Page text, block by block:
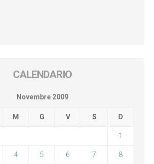
CALENDARIO
Novembre 2009
M G V S D
1
4 5 6 7 8